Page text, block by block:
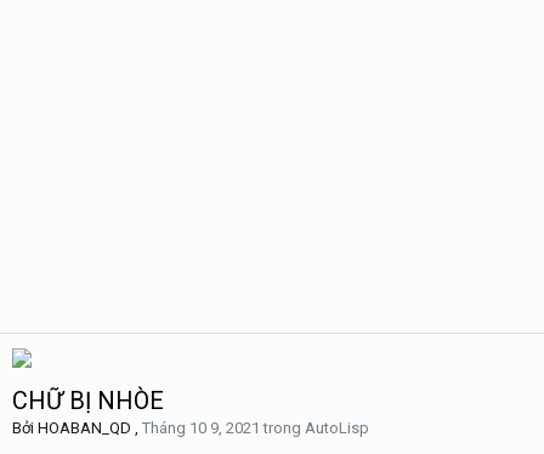
CHỮ BỊ NHÒE
Bởi HOABAN_QD , Tháng 10 9, 2021trong AutoLisp